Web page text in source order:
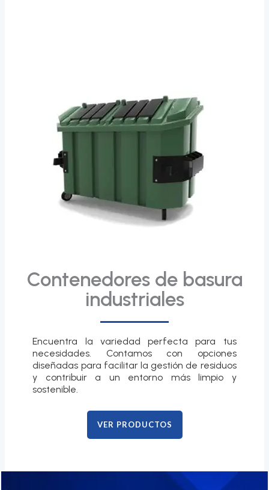
Contenedores de basura
industriales
Encuentra la variedad perfecta para tus
necesidades. Contamos con opciones
diseñadas para facilitar la gestión de residuos
y contribuir a un entorno más limpio y
sostenible.
VER PRODUCTOS